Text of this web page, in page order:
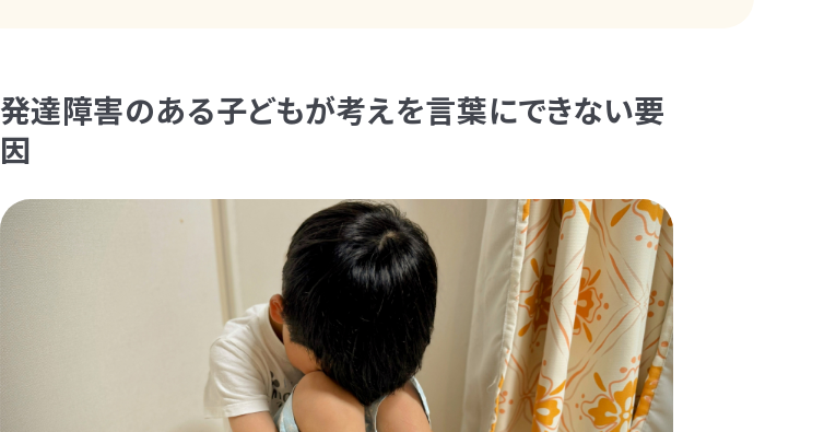
発達障害のある子どもが考えを言葉にできない要
因